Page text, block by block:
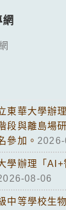
東華大學辦
段與離島場
參加。
學辦理「
08-06
中等學校生